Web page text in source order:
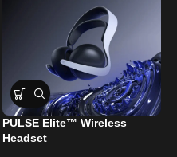
سماعة واحدة.. استخدامات
PULSE Elite™ Wireless
Headset